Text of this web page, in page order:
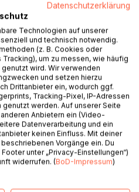
Datenschutzerklärung
Technologien auf unserer
und technisch notwendig.
(z. B. Cookies oder
um zu messen, wie häufig
wird. Wir verwenden
und setzen hierzu
Drittanbieter ein, wodurch ggf.
Tracking-Pixel, IP-Adressen
werden. Auf unserer Seite
Anbietern ein (Video-
Datenverarbeitung und ein
keinen Einfluss. Mit deiner
Vorgänge ein. Du
unter „Privacy-Einstellungen“)
widerrufen. (BoD-Impressum)